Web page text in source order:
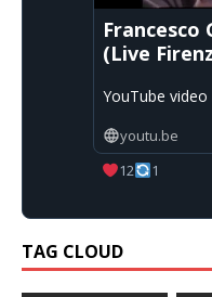
Francesco
(Live
YouTube
youtu.be
12
1
TAG CLOUD